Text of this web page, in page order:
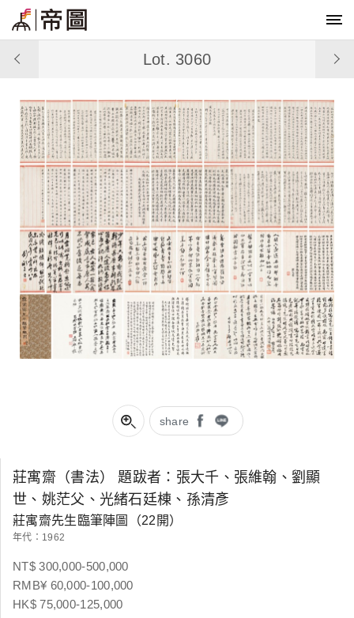
share
Lot. 3060
莊寓齋（書法） 題跋者：張大千、張維翰、劉顯
世、姚茫父、光緒石廷棟、孫清彥
莊寓齋先生臨筆陣圖（22開）
年代：1962
NT$ 300,000-500,000
RMB¥ 60,000-100,000
HK$ 75,000-125,000